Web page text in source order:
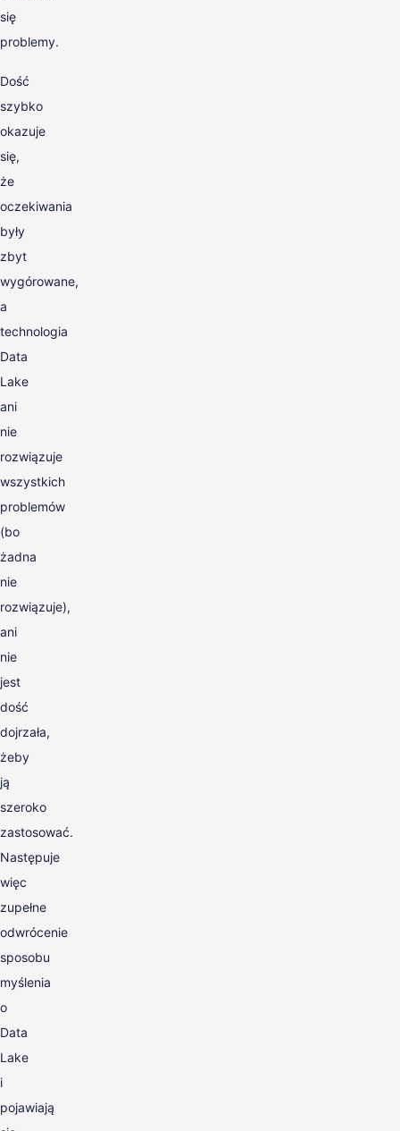
się
problemy.
Dość
szybko
okazuje
się,
że
oczekiwania
były
zbyt
wygórowane,
a
technologia
Data
Lake
ani
nie
rozwiązuje
wszystkich
problemów
(bo
żadna
nie
rozwiązuje),
ani
nie
jest
dość
dojrzała,
żeby
ją
szeroko
zastosować.
Następuje
więc
zupełne
odwrócenie
sposobu
myślenia
o
Data
Lake
i
pojawiają